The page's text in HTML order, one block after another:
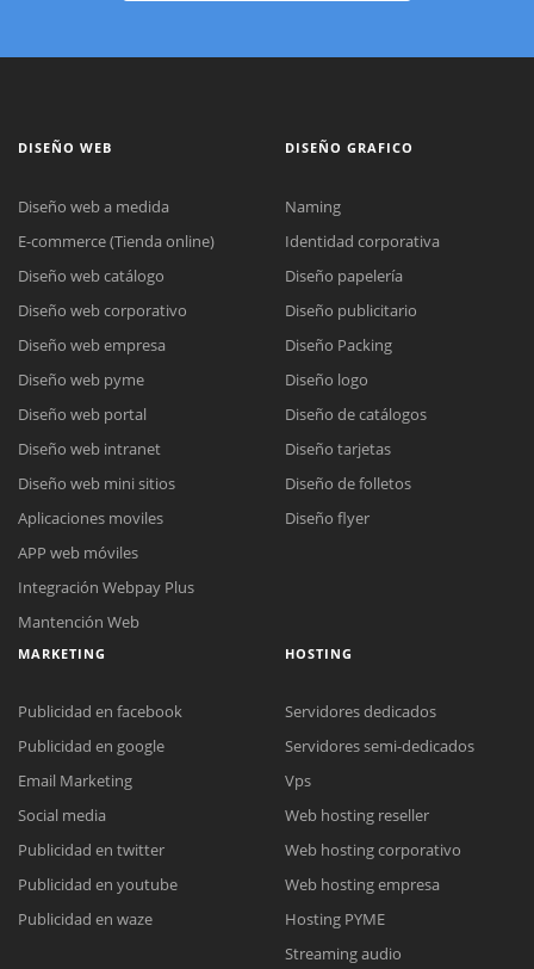
Reunión online
Meet para la reunión online.
Cotización
Chat Online
Todos nuestros ejecutivos están fuera de línea. Complete el formulario
DISEÑO WEB
Diseño web a medida
E-commerce (Tienda online)
Diseño web catálogo
Diseño web corporativo
Diseño web empresa
Diseño web pyme
Diseño web portal
Diseño web intranet
Diseño web mini sitios
Aplicaciones moviles
APP web móviles
Integración Webpay Plus
Mantención Web
DISEÑO GRAFICO
Naming
Identidad corporativa
Diseño papelería
Diseño publicitario
Diseño Packing
Diseño logo
Diseño de catálogos
Diseño tarjetas
Diseño de folletos
Diseño flyer
MARKETING
Publicidad en facebook
Publicidad en google
Email Marketing
Social media
Publicidad en twitter
Publicidad en youtube
Publicidad en waze
HOSTING
Servidores dedicados
Servidores semi-dedicados
Vps
Web hosting reseller
Web hosting corporativo
Web hosting empresa
Hosting PYME
Streaming audio